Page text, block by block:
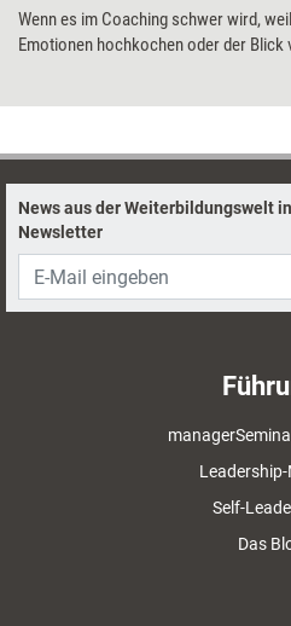
Wenn es im Coaching schwer wird,
Emotionen hochkochen oder der Blick
News aus der Weiterbildungswelt
Newsletter
Leadership-
Self-
Das